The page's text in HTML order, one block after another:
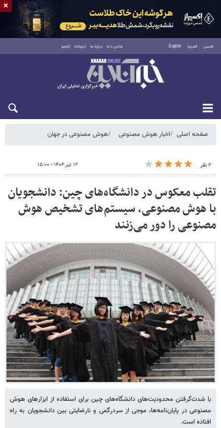
فارسی العربية English تماس با ما درباره ما تبلیغات آرشیو
شنبه ۱۷ مرداد ۱۴۰۵
صفحه اصلی اخبار هوش مصنوعی هوش مصنوعی در جهان
۲ نفر ۱۲ تیر ۱۴۰۴ - ۱۵:۰۰
تقلب معکوس در دانشگاه‌های چین: دانشجویان
با هوش مصنوعی، سیستم‌های تشخیص هوش
مصنوعی را دور می‌زنند
با شدت‌گرفتن محدودیت‌های دانشگاه‌های چین برای استفاده از ابزارهای هوش
مصنوعی در پایان‌نامه‌ها، موجی از سردرگمی و نارضایتی بین دانشجویان به راه
افتاده است.
×